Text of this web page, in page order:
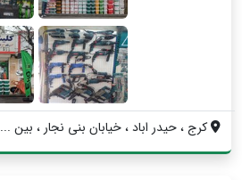
کرج ، حیدر اباد ، خیابان بنی نجار ، بین ...